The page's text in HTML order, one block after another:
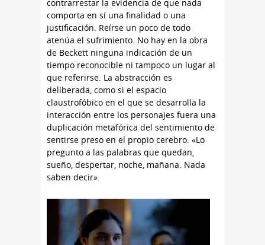
contrarrestar la evidencia de que nada
comporta en sí una finalidad o una
justificación. Reírse un poco de todo
atenúa el sufrimiento. No hay en la obra
de Beckett ninguna indicación de un
tiempo reconocible ni tampoco un lugar al
que referirse. La abstracción es
deliberada, como si el espacio
claustrofóbico en el que se desarrolla la
interacción entre los personajes fuera una
duplicación metafórica del sentimiento de
sentirse preso en el propio cerebro. «Lo
pregunto a las palabras que quedan,
sueño, despertar, noche, mañana. Nada
saben decir».